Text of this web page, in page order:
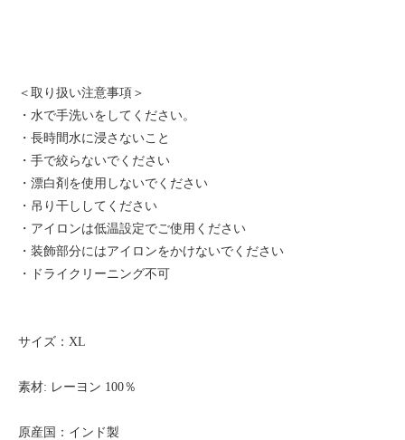
＜取り扱い注意事項＞
・水で手洗いをしてください。
・長時間水に浸さないこと
・手で絞らないでください
・漂白剤を使用しないでください
・吊り干ししてください
・アイロンは低温設定でご使用ください
・装飾部分にはアイロンをかけないでください
・ドライクリーニング不可
サイズ：XL
素材: レーヨン 100％
原産国：インド製